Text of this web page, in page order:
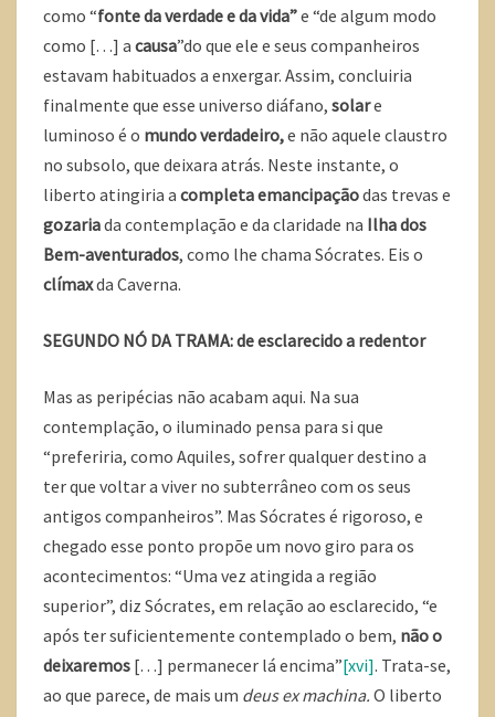
como “fonte da verdade e da vida”e “de algum modo
como […] a causa”do que ele e seus companheiros
estavam habituados a enxergar. Assim, concluiria
finalmente que esse universo diáfano, solare
luminoso é o mundo verdadeiro,e não aquele claustro
no subsolo, que deixara atrás. Neste instante, o
liberto atingiria a completa emancipaçãodas trevas e
gozariada contemplação e da claridade na Ilha dos
Bem-aventurados, como lhe chama Sócrates. Eis o
clímaxda Caverna.
SEGUNDO NÓ DA TRAMA: de esclarecido a redentor
Mas as peripécias não acabam aqui. Na sua
contemplação, o iluminado pensa para si que
“preferiria, como Aquiles, sofrer qualquer destino a
ter que voltar a viver no subterrâneo com os seus
antigos companheiros”. Mas Sócrates é rigoroso, e
chegado esse ponto propõe um novo giro para os
acontecimentos: “Uma vez atingida a região
superior”, diz Sócrates, em relação ao esclarecido, “e
após ter suficientemente contemplado o bem, não o
deixaremos […] permanecer lá encima”[xvi]. Trata-se,
ao que parece, de mais um deus ex machina. O liberto